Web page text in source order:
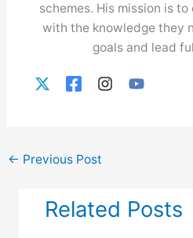
schemes. His mission is
with the knowledge they
goals and lead
← Previous Post
Related Posts